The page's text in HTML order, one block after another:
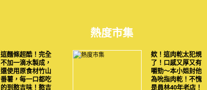
這麵條超酷！完全
不加一滴水製成，
還使用原食材竹山
番薯，每一口都吃
的到憨吉味！憨吉
熱度市集
欸！這肉乾太犯規
了！口感又厚又有
嚼勁～本小姐封他
為吮指肉乾！不愧
是員林40年老店！